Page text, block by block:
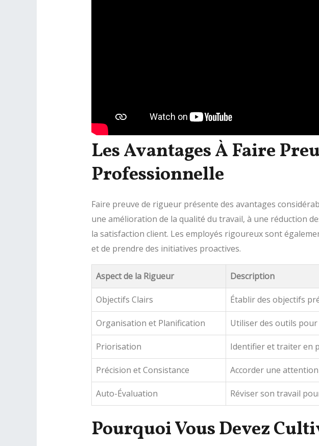
Les Avantages À Faire
Professionnelle
Faire preuve de rigueur présente des avantages
une amélioration de la qualité du travail, à une réduction
la satisfaction client. Les employés rigoureux sont
et de prendre des initiatives proactives.
Aspect de la Rigueur Description
Objectifs Clairs Établir des objectifs
Organisation et Planification Utiliser des outils
Priorisation Identifier et traiter en
Précision et Consistance Accorder une
Auto-Évaluation Réviser son travail
Pourquoi Vous Devez